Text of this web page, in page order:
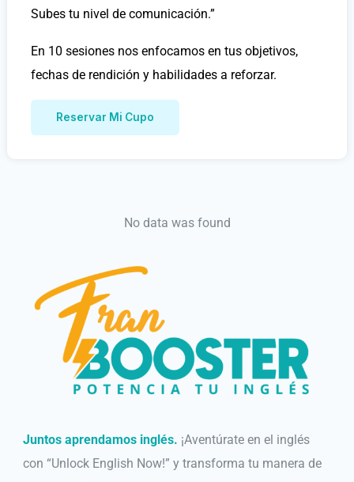
Subes tu nivel de comunicación.”
En 10 sesiones nos enfocamos en tus objetivos,
fechas de rendición y habilidades a reforzar.
Reservar Mi Cupo
No data was found
Juntos aprendamos inglés. ¡Aventúrate en el inglés
con “Unlock English Now!” y transforma tu manera de